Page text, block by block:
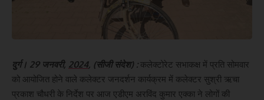
दुर्ग। 29 जनवरी, 2024, (सीजी संदेश) :कलेक्टोरेट सभाकक्ष में प्रति सोमवार
को आयोजित होने वाले कलेक्टर जनदर्शन कार्यक्रम में कलेक्टर सुश्री ऋचा
प्रकाश चौधरी के निर्देश पर आज एडीएम अरविंद कुमार एक्का ने लोगों की